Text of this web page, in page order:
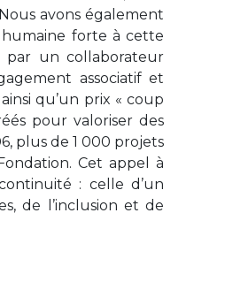
avons également
forte à cette
par un collaborateur
associatif et
qu’un prix « coup
pour valoriser des
plus de 1 000 projets
Cet appel à
: celle d’un
de l’inclusion et de